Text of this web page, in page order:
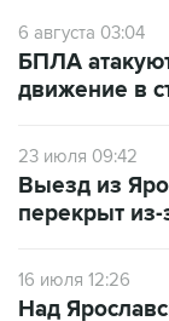
6 августа 03:04
БПЛА
движение в
23 июля 09:42
Выезд из
перекрыт
16 июля 12:26
Над